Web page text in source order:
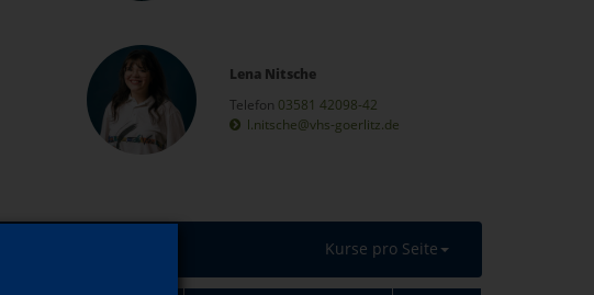
Lena Nitsche
Telefon 03581 42098-42
l.nitsche@vhs-goerlitz.de
Kurse pro Seite